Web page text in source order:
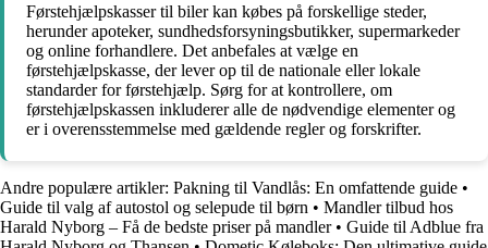
Førstehjælpskasser til biler kan købes på forskellige steder,
herunder apoteker, sundhedsforsyningsbutikker, supermarkeder
og online forhandlere. Det anbefales at vælge en
førstehjælpskasse, der lever op til de nationale eller lokale
standarder for førstehjælp. Sørg for at kontrollere, om
førstehjælpskassen inkluderer alle de nødvendige elementer og
er i overensstemmelse med gældende regler og forskrifter.
Andre populære artikler: Pakning til Vandlås: En omfattende guide •
Guide til valg af autostol og selepude til børn • Mandler tilbud hos
Harald Nyborg – Få de bedste priser på mandler• Guide til Adblue fra